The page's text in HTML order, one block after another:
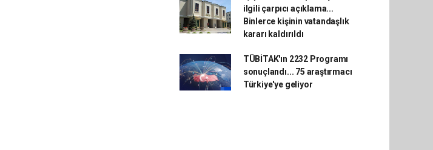
ilgili çarpıcı açıklama...
Binlerce kişinin vatandaşlık
kararı kaldırıldı
TÜBİTAK'ın 2232 Programı
sonuçlandı... 75 araştırmacı
Türkiye'ye geliyor